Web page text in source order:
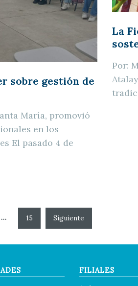
sobre gestión de
María, promovió
en los
El pasado 4 de
La
Por:
… 15
FILIALES